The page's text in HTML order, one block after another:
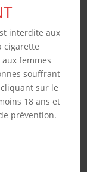
interdite aux
cigarette
femmes
souffrant
sur le
18 ans et
prévention.